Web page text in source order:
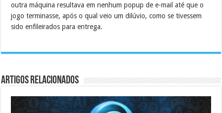
outra máquina resultava em nenhum popup de e-mail até que o
jogo terminasse, após o qual veio um dilúvio, como se tivessem
sido enfileirados para entrega.
Artigos Relacionados